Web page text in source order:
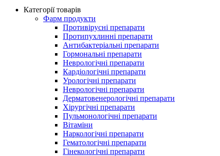
Категорії товарів
Фарм продукти
Противірусні препарати
Протипухлинні препарати
Антибактеріальні препарати
Гормональні препарати
Неврологічні препарати
Кардіологічні препарати
Урологічні препарати
Неврологічні препарати
Дерматовенерологічні препарати
Хірургічні препарати
Пульмонологічні препарати
Вітаміни
Наркологічні препарати
Гематологічні препарати
Гінекологічні препарати